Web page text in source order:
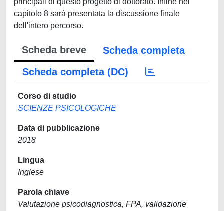
Scheda breve
Scheda completa
Scheda completa (DC)
Corso di studio
SCIENZE PSICOLOGICHE
Data di pubblicazione
2018
Lingua
Inglese
Parola chiave
Valutazione psicodiagnostica, FPA, validazione